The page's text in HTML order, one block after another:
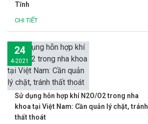
Tĩnh
CHI TIẾT
24
4-2021
Sử dụng hỗn hợp khí N2O/O2 trong nha
khoa tại Việt Nam: Cần quản lý chặt, tránh
thất thoát